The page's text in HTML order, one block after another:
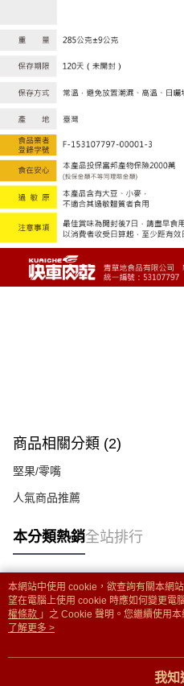
商品相關分類 (2)
堅果/零嘴
人氣商品推薦
本分類熱銷全站排行
熱門標籤
本網站中使用 cookie，欲查詢有關本網
望在電腦上使用 cookie 時應如何變更電
權條款 」之 Cookie 聲明。您繼續使用
用條款之 Cookie 聲明使用 cookie。
了解更多 >
我知